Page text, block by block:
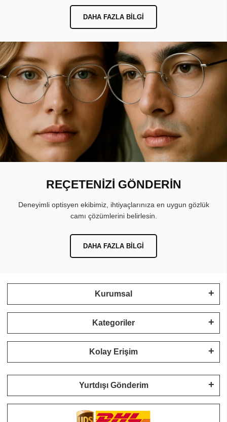
DAHA FAZLA BILGI
REÇETENİZİ GÖNDERİN
Deneyimli optisyen ekibimiz, ihtiyaçlarınıza en uygun gözlük
camı çözümlerini belirlesin.
DAHA FAZLA BILGI
Kurumsal
Kategoriler
Kolay Erişim
Yurtdışı Gönderim